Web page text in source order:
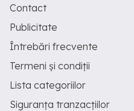
Contact
Publicitate
Întrebări frecvente
Termeni și condiții
Lista categoriilor
Siguranța tranzacțiilor